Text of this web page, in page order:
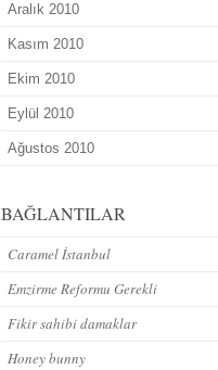
Aralık 2010
Kasım 2010
Ekim 2010
Eylül 2010
Ağustos 2010
BAĞLANTILAR
Caramel İstanbul
Emzirme Reformu Gerekli
Fikir sahibi damaklar
Honey bunny